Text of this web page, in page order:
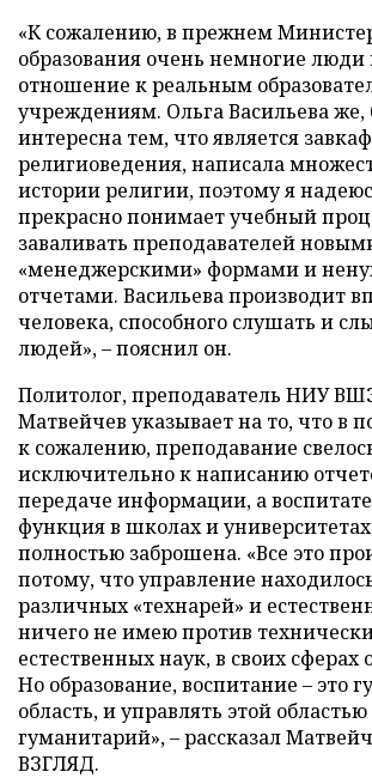
«К сожалению, в прежнем
образования очень немногие
отношение к реальным
учреждениям. Ольга Васильева же,
интересна тем, что является
религиоведения, написала
истории религии, поэтому я
прекрасно понимает учебный
заваливать преподавателей
«менеджерскими» формами и
отчетами. Васильева производит
человека, способного слушать и
людей», – пояснил он.
Политолог, преподаватель НИУ
Матвейчев указывает на то, что в
к сожалению, преподавание
исключительно к написанию
передаче информации, а
функция в школах и
полностью заброшена. «Все это
потому, что управление
различных «технарей» и
ничего не имею против
естественных наук, в своих сферах
Но образование, воспитание – это
область, и управлять этой
гуманитарий», – рассказал
ВЗГЛЯД.